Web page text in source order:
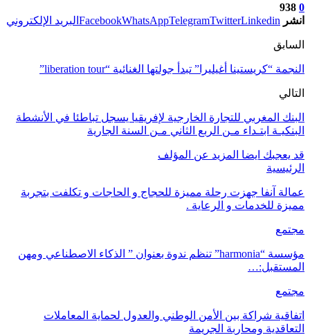
0
938
انشر
FacebookWhatsAppTelegramTwitterLinkedin البريد الإلكتروني
السابق
النجمة “كريستينا أغيليرا” تبدأ جولتها الغنائية “liberation tour”
التالي
البنك المغربي للتجارة الخارجية لإفريقيا يسجل تباطئا في الأنشطة
البنكيـة ابتـداء مـن الربع الثاني مـن السنة الجارية
قد يعجبك ايضا المزيد عن المؤلف
الرئيسية
عمالة آنفا جهزت رحلة مميزة للحجاج و الحاجات و تكلفت بتجربة
مميزة للخدمات و الرعاية .
مجتمع
مؤسسة “harmonia” تنظم ندوة بعنوان ” الذكاء الاصطناعي ومهن
المستقبل:…
مجتمع
اتفاقية شراكة بين الأمن الوطني والعدول لحماية المعاملات
التعاقدية ومحاربة الجريمة